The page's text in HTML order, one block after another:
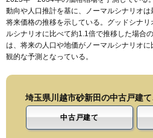
動向や人口推計を基に、ノーマルシナリオ
将来価格の推移を示している。グッドシナ
ルシナリオに比べて約1.1倍で推移した場合
は、将来の人口や地価がノーマルシナリオ
観的な予測となっている。
埼玉県川越市砂新田の中古戸建
中古戸建て